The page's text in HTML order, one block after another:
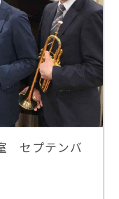
セプテンバ